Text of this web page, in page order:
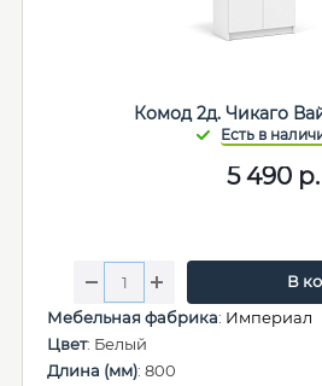
Комод 2д. Чикаго
5 490р.
В
Мебельная фабрика: Империал
Цвет: Белый
Длина (мм): 800